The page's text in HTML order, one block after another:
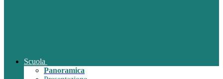
Scuola
Panoramica